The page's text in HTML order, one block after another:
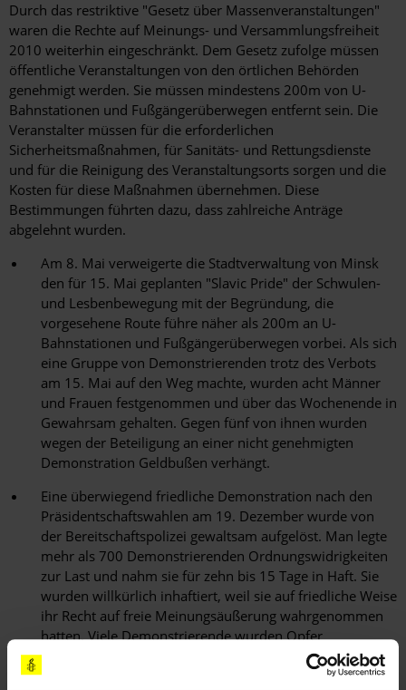
Durch das restriktive "Gesetz über Massenveranstaltungen"
waren die Rechte auf Meinungs- und Versammlungsfreiheit
2010 weiterhin eingeschränkt. Dem Gesetz zufolge müssen
öffentliche Veranstaltungen von den örtlichen Behörden
genehmigt werden. Sie müssen mindestens 200m von U-
Bahnstationen und Fußgängerüberwegen entfernt sein. Die
Veranstalter müssen für die erforderlichen
Sicherheitsmaßnahmen, für Sanitäts- und Rettungsdienste
und für die Reinigung des Veranstaltungsorts sorgen und die
Kosten für diese Maßnahmen übernehmen. Diese
Bestimmungen führten dazu, dass zahlreiche Anträge
abgelehnt wurden.
Am 8. Mai verweigerte die Stadtverwaltung von Minsk
den für 15. Mai geplanten "Slavic Pride" der Schwulen-
und Lesbenbewegung mit der Begründung, die
vorgesehene Route führe näher als 200m an U-
Bahnstationen und Fußgängerüberwegen vorbei. Als sich
eine Gruppe von Demonstrierenden trotz des Verbots
am 15. Mai auf den Weg machte, wurden acht Männer
und Frauen festgenommen und über das Wochenende in
Gewahrsam gehalten. Gegen fünf von ihnen wurden
wegen der Beteiligung an einer nicht genehmigten
Demonstration Geldbußen verhängt.
Eine überwiegend friedliche Demonstration nach den
Präsidentschaftswahlen am 19. Dezember wurde von
der Bereitschaftspolizei gewaltsam aufgelöst. Man legte
mehr als 700 Demonstrierenden Ordnungswidrigkeiten
zur Last und nahm sie für zehn bis 15 Tage in Haft. Sie
wurden willkürlich inhaftiert, weil sie auf friedliche Weise
ihr Recht auf freie Meinungsäußerung wahrgenommen
hatten. Viele Demonstrierende wurden Opfer
unverhältnismäßiger Gewaltanwendung durch die
Polizei.